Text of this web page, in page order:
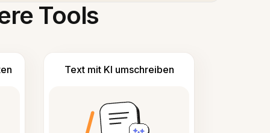
Tools
Text mit KI umschreiben